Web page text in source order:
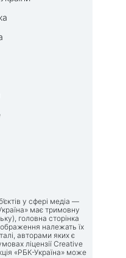
у сфері медіа —
має тримовну
головна сторінка
належать їх
авторами яких є
ліцензії Creative
«РБК-Україна» може